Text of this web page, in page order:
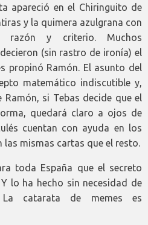
apareció en el Chiringuito de
y la quimera azulgrana con
y criterio. Muchos
(sin rastro de ironía) el
propinó Ramón. El asunto del
matemático indiscutible y,
si Tebas decide que el
quedará claro a ojos de
cuentan con ayuda en los
las mismas cartas que el resto.
toda España que el secreto
lo ha hecho sin necesidad de
catarata de memes es